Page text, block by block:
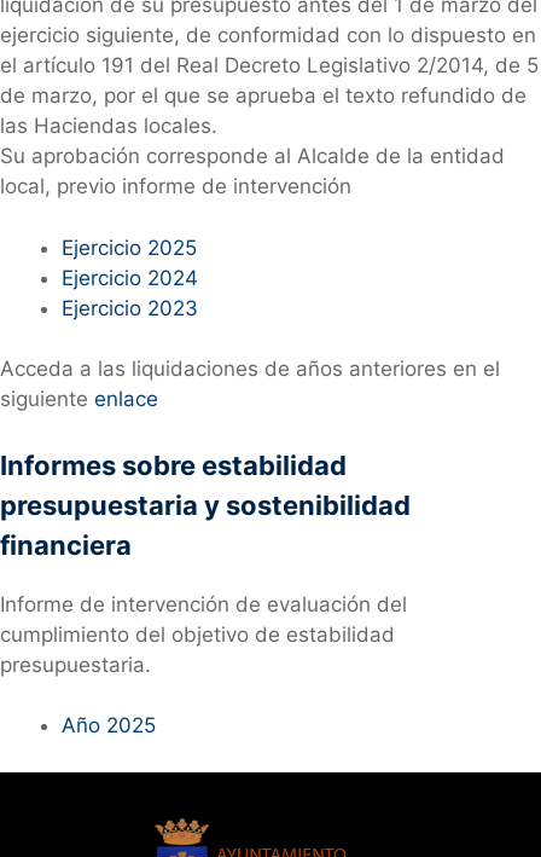
liquidación de su presupuesto antes del 1 de marzo del
ejercicio siguiente, de conformidad con lo dispuesto en
el artículo 191 del Real Decreto Legislativo 2/2014, de 5
de marzo, por el que se aprueba el texto refundido de
las Haciendas locales.
Su aprobación corresponde al Alcalde de la entidad
local, previo informe de intervención
Ejercicio 2025
Ejercicio 2024
Ejercicio 2023
Acceda a las liquidaciones de años anteriores en el
siguiente enlace
Informes sobre estabilidad
presupuestaria y sostenibilidad
financiera
Informe de intervención de evaluación del
cumplimiento del objetivo de estabilidad
presupuestaria.
Año 2025